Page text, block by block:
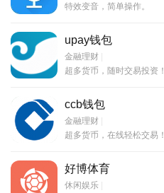
特效变音，简单操作。
upay钱包
金融理财 |
超多货币，随时交易投资！
ccb钱包
金融理财 |
超多货币，在线轻松交易！
好博体育
休闲娱乐 |